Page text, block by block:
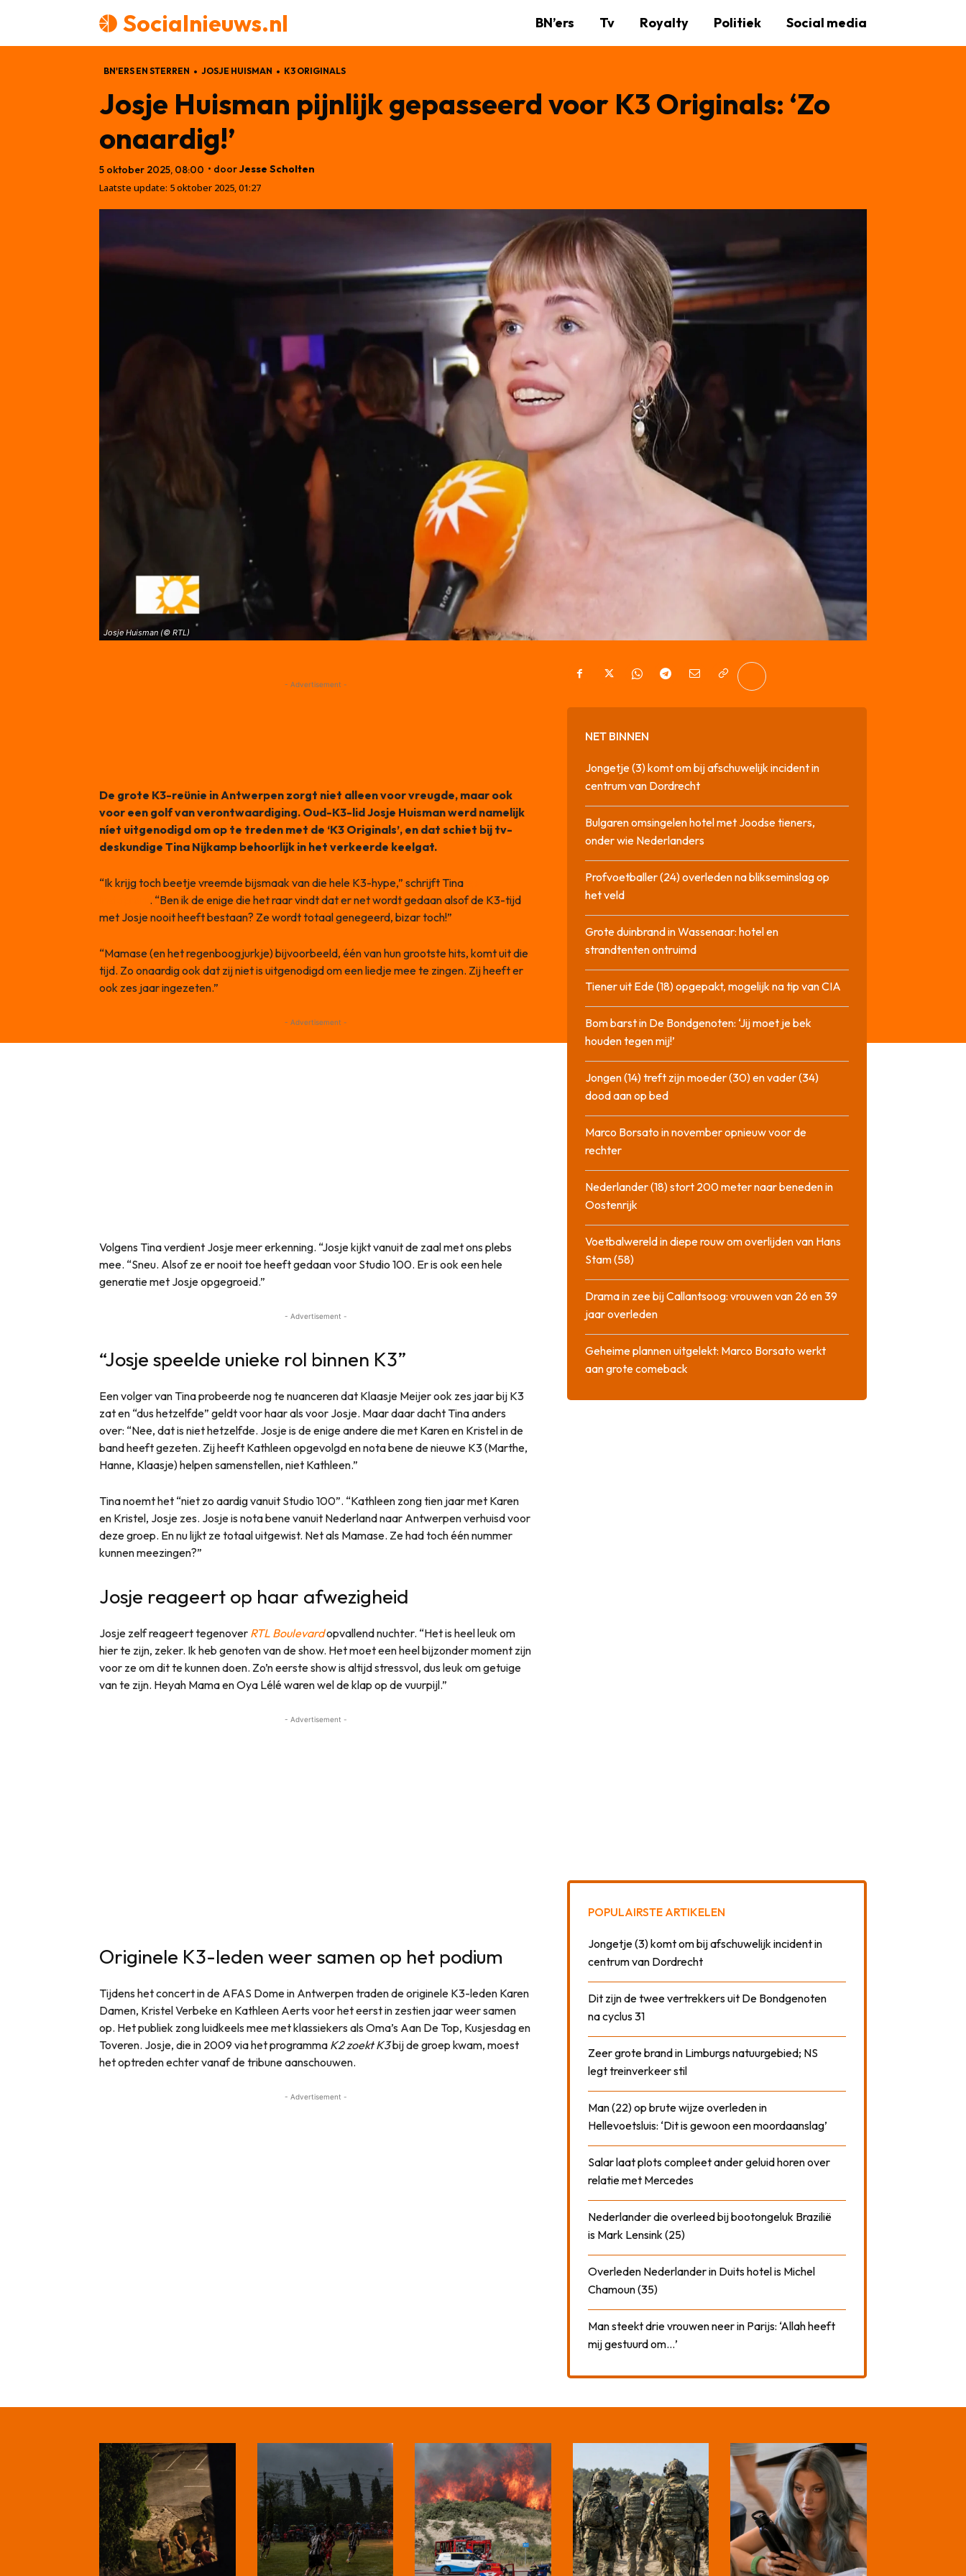
Socialnieuws.nl BN’ers Tv Royalty Politiek Social media
BN'ERS EN STERREN JOSJE HUISMAN K3 ORIGINALS
Josje Huisman pijnlijk gepasseerd voor K3 Originals: ‘Zo
onaardig!’
5 oktober 2025, 08:00 • doorJesse Scholten
Laatste update: 5 oktober 2025, 01:27
Josje Huisman (© RTL)
- Advertisement -
De grote K3-reünie in Antwerpen zorgt niet alleen voor vreugde, maar ook
voor een golf van verontwaardiging. Oud-K3-lid Josje Huisman werd namelijk
níet uitgenodigd om op te treden met de ‘K3 Originals’, en dat schiet bij tv-
deskundige Tina Nijkamp behoorlijk in het verkeerde keelgat.
“Ik krijg toch beetje vreemde bijsmaak van die hele K3-hype,” schrijft Tina
. “Ben ik de enige die het raar vindt dat er net wordt gedaan alsof de K3-tijd
met Josje nooit heeft bestaan? Ze wordt totaal genegeerd, bizar toch!”
“Mamase (en het regenboogjurkje) bijvoorbeeld, één van hun grootste hits, komt uit die
tijd. Zo onaardig ook dat zij niet is uitgenodigd om een liedje mee te zingen. Zij heeft er
ook zes jaar ingezeten.”
- Advertisement -
Volgens Tina verdient Josje meer erkenning. “Josje kijkt vanuit de zaal met ons plebs
mee. “Sneu. Alsof ze er nooit toe heeft gedaan voor Studio 100. Er is ook een hele
generatie met Josje opgegroeid.”
- Advertisement -
“Josje speelde unieke rol binnen K3”
Een volger van Tina probeerde nog te nuanceren dat Klaasje Meijer ook zes jaar bij K3
zat en “dus hetzelfde” geldt voor haar als voor Josje. Maar daar dacht Tina anders
over: “Nee, dat is niet hetzelfde. Josje is de enige andere die met Karen en Kristel in de
band heeft gezeten. Zij heeft Kathleen opgevolgd en nota bene de nieuwe K3 (Marthe,
Hanne, Klaasje) helpen samenstellen, niet Kathleen.”
Tina noemt het “niet zo aardig vanuit Studio 100”. “Kathleen zong tien jaar met Karen
en Kristel, Josje zes. Josje is nota bene vanuit Nederland naar Antwerpen verhuisd voor
deze groep. En nu lijkt ze totaal uitgewist. Net als Mamase. Ze had toch één nummer
kunnen meezingen?”
Josje reageert op haar afwezigheid
Josje zelf reageert tegenover RTL Boulevardopvallend nuchter. “Het is heel leuk om
hier te zijn, zeker. Ik heb genoten van de show. Het moet een heel bijzonder moment zijn
voor ze om dit te kunnen doen. Zo’n eerste show is altijd stressvol, dus leuk om getuige
van te zijn. Heyah Mama en Oya Lélé waren wel de klap op de vuurpijl.”
- Advertisement -
Originele K3-leden weer samen op het podium
Tijdens het concert in de AFAS Dome in Antwerpen traden de originele K3-leden Karen
Damen, Kristel Verbeke en Kathleen Aerts voor het eerst in zestien jaar weer samen
op. Het publiek zong luidkeels mee met klassiekers als Oma’s Aan De Top, Kusjesdag en
Toveren. Josje, die in 2009 via het programma K2 zoekt K3bij de groep kwam, moest
het optreden echter vanaf de tribune aanschouwen.
- Advertisement -
NET BINNEN
Jongetje (3) komt om bij afschuwelijk incident in
centrum van Dordrecht
Bulgaren omsingelen hotel met Joodse tieners,
onder wie Nederlanders
Profvoetballer (24) overleden na blikseminslag op
het veld
Grote duinbrand in Wassenaar: hotel en
strandtenten ontruimd
Tiener uit Ede (18) opgepakt, mogelijk na tip van CIA
Bom barst in De Bondgenoten: ‘Jij moet je bek
houden tegen mij!’
Jongen (14) treft zijn moeder (30) en vader (34)
dood aan op bed
Marco Borsato in november opnieuw voor de
rechter
Nederlander (18) stort 200 meter naar beneden in
Oostenrijk
Voetbalwereld in diepe rouw om overlijden van Hans
Stam (58)
Drama in zee bij Callantsoog: vrouwen van 26 en 39
jaar overleden
Geheime plannen uitgelekt: Marco Borsato werkt
aan grote comeback
POPULAIRSTE ARTIKELEN
Jongetje (3) komt om bij afschuwelijk incident in
centrum van Dordrecht
Dit zijn de twee vertrekkers uit De Bondgenoten
na cyclus 31
Zeer grote brand in Limburgs natuurgebied; NS
legt treinverkeer stil
Man (22) op brute wijze overleden in
Hellevoetsluis: ‘Dit is gewoon een moordaanslag’
Salar laat plots compleet ander geluid horen over
relatie met Mercedes
Nederlander die overleed bij bootongeluk Brazilië
is Mark Lensink (25)
Overleden Nederlander in Duits hotel is Michel
Chamoun (35)
Man steekt drie vrouwen neer in Parijs: ‘Allah heeft
mij gestuurd om…’